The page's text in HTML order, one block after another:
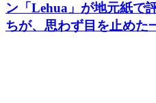
ン「Lehua」が地元紙で
ちが、思わず目を止めた